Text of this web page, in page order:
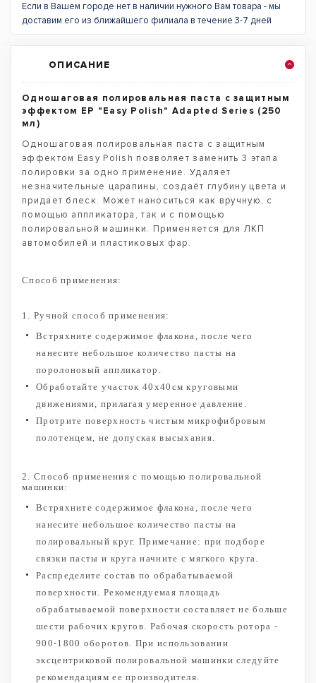
Если в Вашем городе нет в наличии нужного Вам товара - мы
доставим его из ближайшего филиала в течение 3-7 дней
ОПИСАНИЕ
Одношаговая полировальная паста с защитным
эффектом EP "Easy Polish" Adapted Series (250
мл)
Одношаговая полировальная паста с защитным
эффектом Easy Polish позволяет заменить 3 этапа
полировки за одно применение. Удаляет
незначительные царапины, создаёт глубину цвета и
придает блеск. Может наноситься как вручную, с
помощью аппликатора, так и с помощью
полировальной машинки. Применяется для ЛКП
автомобилей и пластиковых фар.
Способ применения:
1. Ручной способ применения:
Встряхните содержимое флакона, после чего
нанесите небольшое количество пасты на
поролоновый аппликатор.
Обработайте участок 40х40см круговыми
движениями, прилагая умеренное давление.
Протрите поверхность чистым микрофибровым
полотенцем, не допуская высыхания.
2. Способ применения с помощью полировальной
машинки:
Встряхните содержимое флакона, после чего
нанесите небольшое количество пасты на
полировальный круг. Примечание: при подборе
связки пасты и круга начните с мягкого круга.
Распределите состав по обрабатываемой
поверхности. Рекомендуемая площадь
обрабатываемой поверхности составляет не больше
шести рабочих кругов. Рабочая скорость ротора -
900-1800 оборотов. При использовании
эксцентриковой полировальной машинки следуйте
рекомендациям ее производителя.